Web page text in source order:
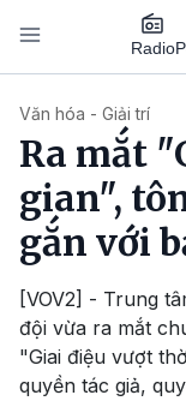
Nhảy đến nội dung
Radio
Văn hóa - Giải trí
Ra mắt
gian",
gắn với
[VOV2] - Trung
đội vừa ra mắt
"Giai điệu vượt
quyền tác giả,